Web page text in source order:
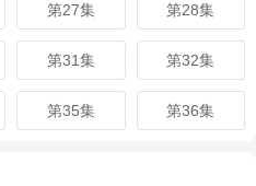
第27集 第28集
第31集 第32集
第35集 第36集